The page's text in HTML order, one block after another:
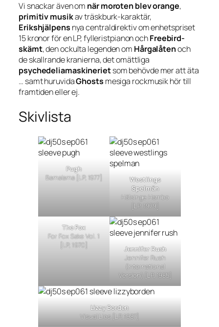
Vi snackar även om när moroten blev orange,
primitiv musikav träskburk-karaktär,
Erikshjälpens nya centraldirektiv om enhetspriset
15 kronor för en LP, fylleristpianon ochFreebird-
skämt, den ockulta legenden om Hårgalåtenoch
de skallrande kranierna, det omättliga
psychedeliamaskinerietsom behövde mer att äta
… samt huruvidaGhosts mesiga rockmusik hör till
framtiden eller ej.
Skivlista
Pugh
Bamalama[LP, 1977]
Westlings
Spelmän
Hälsinge Hambo
[LP, 1979]
The Fox
For Fox Sake Vol. 1
[LP, 1970]
Jennifer Rush
Jennifer Rush
(International
Version) [LP, 1985]
Lizzy Borden
Visual Lies [LP, 1987]